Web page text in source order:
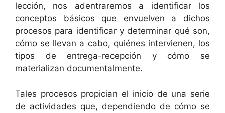
lección, nos adentraremos a identificar los
conceptos básicos que envuelven a dichos
procesos para identificar y determinar qué son,
cómo se llevan a cabo, quiénes intervienen, los
tipos de entrega-recepción y cómo se
materializan documentalmente.
Tales procesos propician el inicio de una serie
de actividades que, dependiendo de cómo se